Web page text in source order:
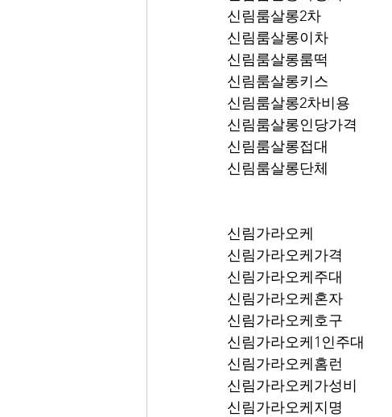
신림룸살롱2차
신림룸살롱이차
신림룸살롱룸떡
신림룸살롱키스
신림룸살롱2차비용
신림룸살롱인당가격
신림룸살롱접대
신림룸살롱단체
신림가라오케
신림가라오케가격
신림가라오케주대
신림가라오케혼자
신림가라오케호구
신림가라오케1인주대
신림가라오케홈런
신림가라오케가성비
신림가라오케지명